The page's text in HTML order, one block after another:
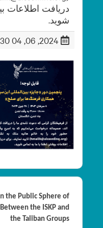
دریافت اطلاعات
شوید.
2024, 06, 04 08:30
the Public Sphere of
the ISKP and
the Taliban Groups